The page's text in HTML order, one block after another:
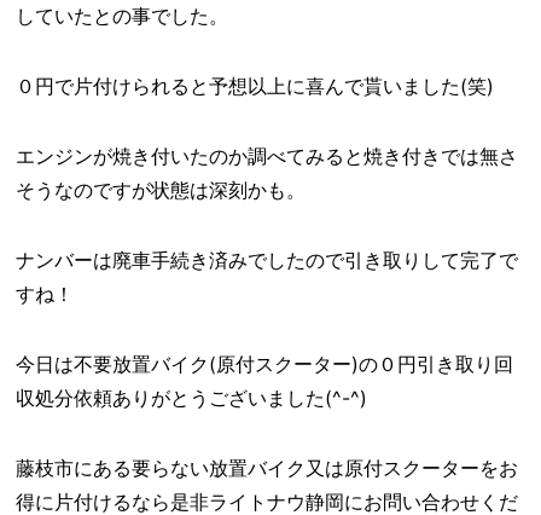
していたとの事でした。
０円で片付けられると予想以上に喜んで貰いました(笑)
エンジンが焼き付いたのか調べてみると焼き付きでは無さ
そうなのですが状態は深刻かも。
ナンバーは廃車手続き済みでしたので引き取りして完了で
すね！
今日は不要放置バイク(原付スクーター)の０円引き取り回
収処分依頼ありがとうございました(^-^)
藤枝市にある要らない放置バイク又は原付スクーターをお
得に片付けるなら是非ライトナウ静岡にお問い合わせくだ